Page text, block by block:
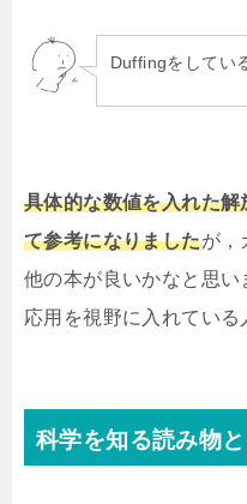
Duffingをしてい
具体的な数値を入れた
て参考になりましたが，
他の本が良いかなと思い
応用を視野に入れている
科学を知る読み物